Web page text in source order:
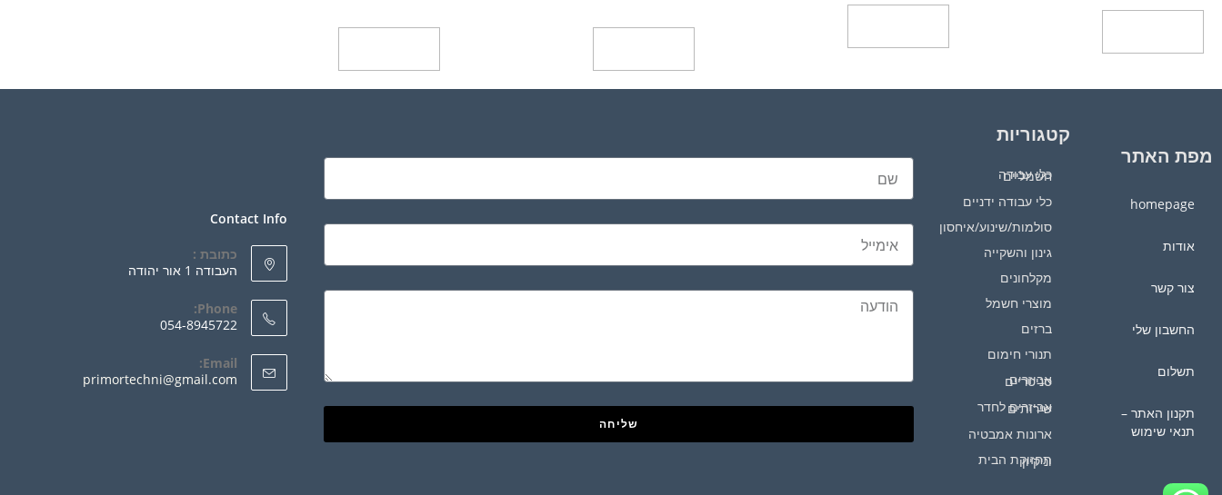
מפת האתר
homepage
אודות
צור קשר
החשבון שלי
תשלום
תקנון האתר –
תנאי שימוש
קטגוריות
כלי עבודה חשמליים
כלי עבודה ידניים
סולמות/שינוע/איחסון
גינון והשקייה
מקלחונים
מוצרי חשמל
ברזים
תנורי חימום
אביזרים סניטריים
אביזרים לחדר שירותים
ארונות אמבטיה
תחזוקת הבית וניקיון
שליחה
Contact Info
כתובת :
העבודה 1 אור יהודה
Phone:
054-8945722
Email:
primortechni@gmail.com